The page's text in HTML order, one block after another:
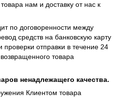
нам и доставку от нас к
по договоренности между
средств на банковскую карту
проверки отправки в течение 24
товара
ненадлежащего качества.
Клиентом товара